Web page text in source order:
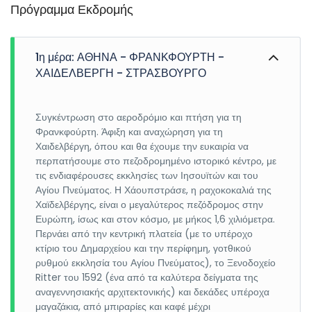
Πρόγραμμα Εκδρομής
1η μέρα: ΑΘΗΝΑ - ΦΡΑΝΚΦΟΥΡΤΗ -
ΧΑΙΔΕΛΒΕΡΓΗ - ΣΤΡΑΣΒΟΥΡΓΟ
Συγκέντρωση στο αεροδρόμιο και πτήση για τη
Φρανκφούρτη. Άφιξη και αναχώρηση για τη
Χαιδελβέργη, όπου και θα έχουμε την ευκαιρία να
περπατήσουμε στο πεζοδρομημένο ιστορικό κέντρο, με
τις ενδιαφέρουσες εκκλησίες των Ιησουϊτών και του
Αγίου Πνεύματος. Η Χάουπστράσε, η ραχοκοκαλιά της
Χαϊδελβέργης, είναι ο μεγαλύτερος πεζόδρομος στην
Ευρώπη, ίσως και στον κόσμο, με μήκος 1,6 χιλιόμετρα.
Περνάει από την κεντρική πλατεία (με το υπέροχο
κτίριο του Δημαρχείου και την περίφημη, γοτθικού
ρυθμού εκκλησία του Αγίου Πνεύματος), το Ξενοδοχείο
Ritter του 1592 (ένα από τα καλύτερα δείγματα της
αναγεννησιακής αρχιτεκτονικής) και δεκάδες υπέροχα
μαγαζάκια, από μπιραρίες και καφέ μέχρι